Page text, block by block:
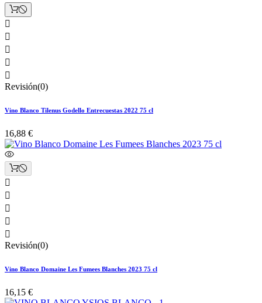





Revisión(0)
Vino Blanco Tilenus Godello Entrecuestas 2022 75 cl
16,88 €





Revisión(0)
Vino Blanco Domaine Les Fumees Blanches 2023 75 cl
16,15 €